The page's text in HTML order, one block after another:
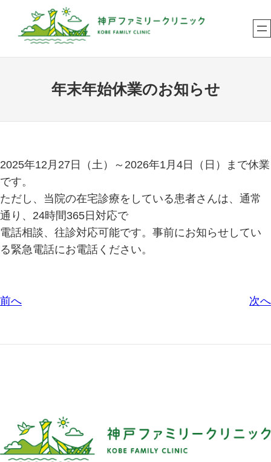
ス
年末年始休業のお知らせ
2025年12月27日（土）～2026年1月4日（日）まで休業
です。
ただし、当院の在宅診療をしている患者さんは、通常
通り、24時間365日対応で
電話相談、往診対応可能です。事前にお知らせしてい
る緊急電話にお電話ください。
前へ 次へ